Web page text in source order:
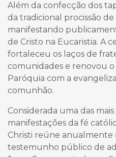
Além da confecção dos
da tradicional procissão
manifestando
de Cristo na Eucaristia. A
fortaleceu os laços de
comunidades e renovou
Paróquia com a
comunhão.
Considerada uma das mais
manifestações da fé
Christi reúne anualmente
testemunho público de